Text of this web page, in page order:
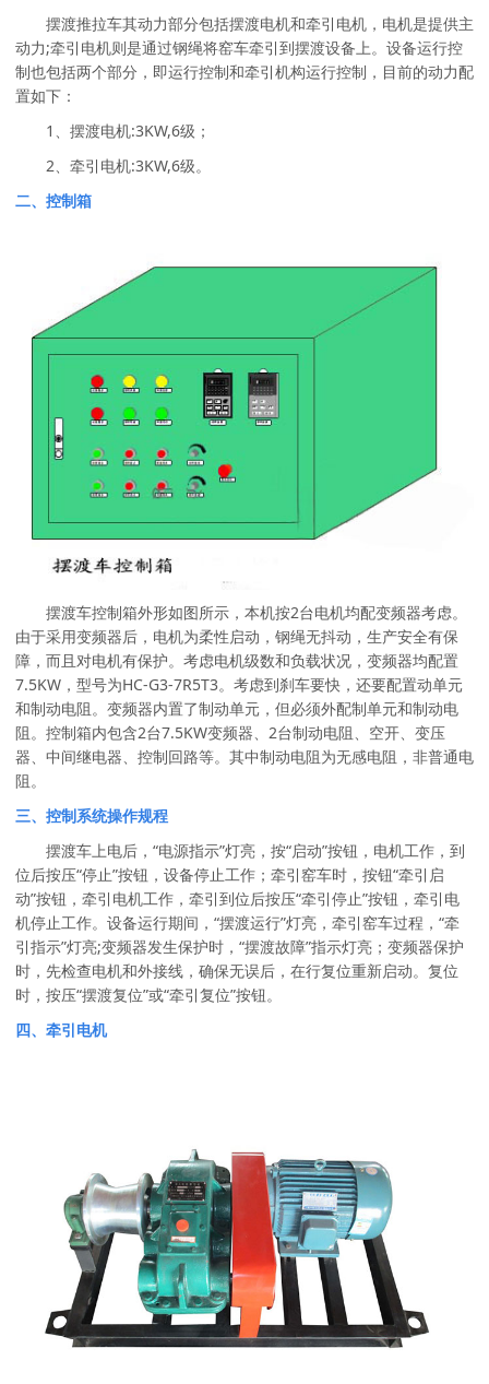
摆渡推拉车其动力部分包括摆渡电机和牵引电机，电机是提供主
动力;牵引电机则是通过钢绳将窑车牵引到摆渡设备上。设备运行控
制也包括两个部分，即运行控制和牵引机构运行控制，目前的动力配
置如下：
1、摆渡电机:3KW,6级；
2、牵引电机:3KW,6级。
二、控制箱
摆渡车控制箱外形如图所示，本机按2台电机均配变频器考虑。
由于采用变频器后，电机为柔性启动，钢绳无抖动，生产安全有保
障，而且对电机有保护。考虑电机级数和负载状况，变频器均配置
7.5KW，型号为HC-G3-7R5T3。考虑到刹车要快，还要配置动单元
和制动电阻。变频器内置了制动单元，但必须外配制单元和制动电
阻。控制箱内包含2台7.5KW变频器、2台制动电阻、空开、变压
器、中间继电器、控制回路等。其中制动电阻为无感电阻，非普通电
阻。
三、 控制系统操作规程
摆渡车上电后，“电源指示”灯亮，按“启动”按钮，电机工作，到
位后按压“停止”按钮，设备停止工作；牵引窑车时，按钮“牵引启
动”按钮，牵引电机工作，牵引到位后按压“牵引停止”按钮，牵引电
机停止工作。设备运行期间，“摆渡运行”灯亮，牵引窑车过程，“牵
引指示”灯亮;变频器发生保护时，“摆渡故障”指示灯亮；变频器保护
时，先检查电机和外接线，确保无误后，在行复位重新启动。复位
时，按压“摆渡复位”或“牵引复位”按钮。
四、牵引电机